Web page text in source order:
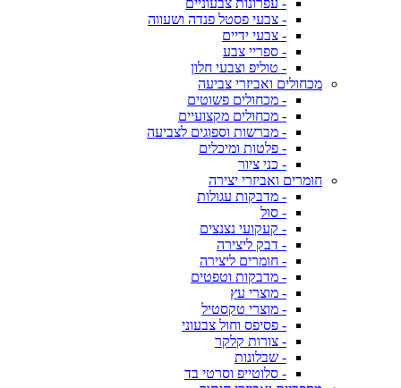
- עפרונות צבעוניים
- צבעי פסטל פנדה ושעווה
- צבעי ידיים
- ספריי צבע
- טוליפ וצבעי חלון
מכחולים ואביזרי צביעה
- מכחולים פשוטים
- מכחולים מקצועיים
- מברשות וספוגים לצביעה
- פלטות ומיכלים
- כני ציור
חומרים ואביזרי יצירה
- מדבקות עגולות
- סול
- קעקועי נצנצים
- דבק ליצירה
- חומרים ליצירה
- מדבקות וטפטים
- מוצרי עץ
- מוצרי טקסטיל
- פסיפס וחול צבעוני
- צורות קלקר
- שבלונות
- סלוטייפ וסרטי בד